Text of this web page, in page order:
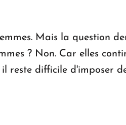
Mais la question
? Non. Car elles
reste difficile d'imposer